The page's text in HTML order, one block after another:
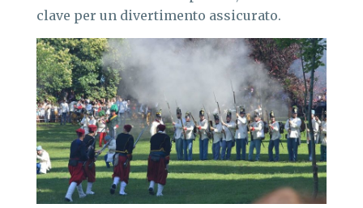
clave per un divertimento assicurato.